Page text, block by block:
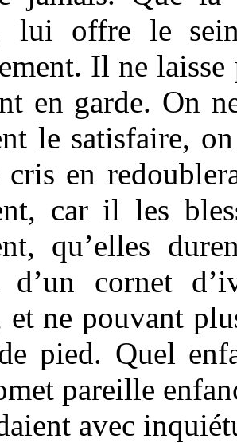
lui offre le
Il ne laisse
en garde. On
le satisfaire,
cris en
car il les
qu’elles
d’un cornet
et ne pouvant
pied. Quel
pareille
avec